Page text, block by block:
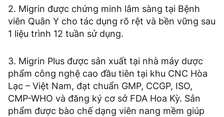
2. Migrin được chứng minh lâm sàng tại Bệnh
viên Quân Y cho tác dụng rõ rệt và bền vững sau
1 liệu trình 12 tuần sử dụng.
3. Migrin Plus được sản xuất tại nhà máy dược
phẩm công nghệ cao đầu tiên tại khu CNC Hòa
Lạc – Việt Nam, đạt chuẩn GMP, CCGP, ISO,
CMP-WHO và đăng ký cơ sở FDA Hoa Kỳ. Sản
phẩm được bào chế dạng viên nang mềm giúp